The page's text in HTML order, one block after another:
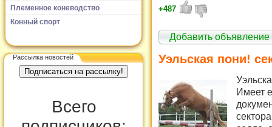
Племенное коневодство
Конный спорт
Рассылка новостей
Всего
+487
Добавить объявление
Уэльская пони!
Имеет